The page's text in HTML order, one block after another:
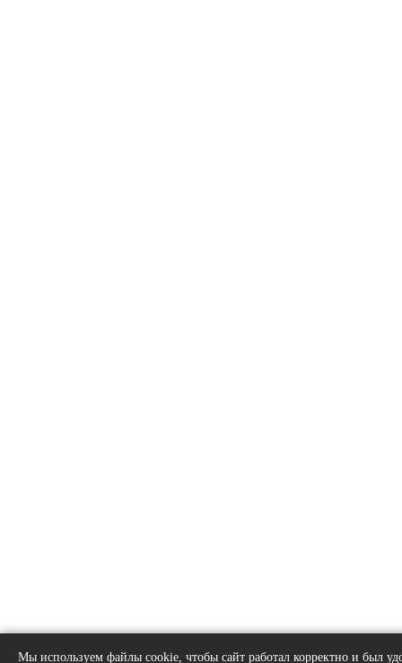
Мы используем файлы cookie, чтобы сайт работал корректно и был